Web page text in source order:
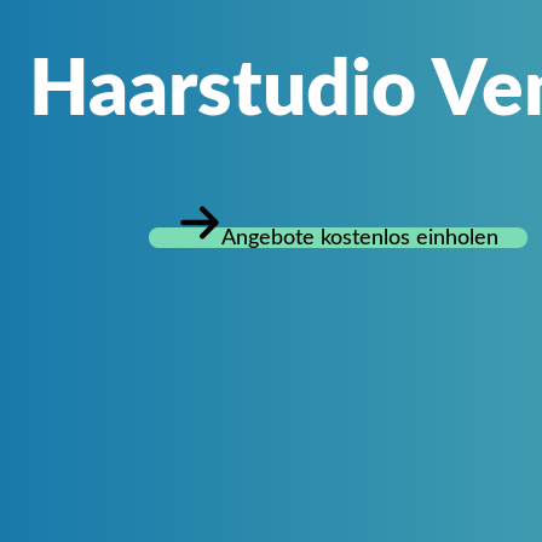
Haarstudio
Angebote kostenlos einholen